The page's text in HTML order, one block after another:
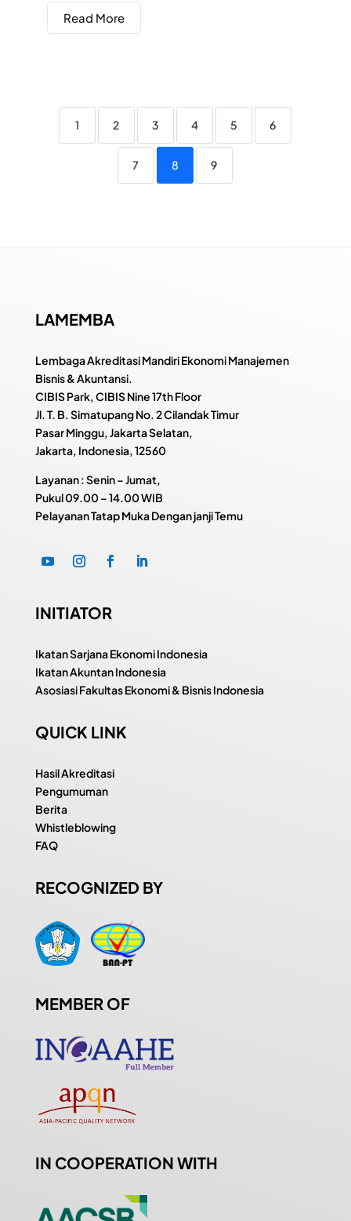
Read More
1 2 3 4 5 6
7 8 9
LAMEMBA
Lembaga Akreditasi Mandiri Ekonomi Manajemen
Bisnis & Akuntansi.
CIBIS Park, CIBIS Nine 17th Floor
Jl. T. B. Simatupang No. 2 Cilandak Timur
Pasar Minggu, Jakarta Selatan,
Jakarta, Indonesia, 12560
Layanan : Senin – Jumat,
Pukul09.00 – 14.00 WIB
Pelayanan Tatap Muka Dengan janji Temu
INITIATOR
Ikatan Sarjana Ekonomi Indonesia
Ikatan Akuntan Indonesia
Asosiasi Fakultas Ekonomi & Bisnis Indonesia
QUICK LINK
Hasil Akreditasi
Pengumuman
Berita
Whistleblowing
FAQ
RECOGNIZED BY
MEMBER OF
IN COOPERATION WITH